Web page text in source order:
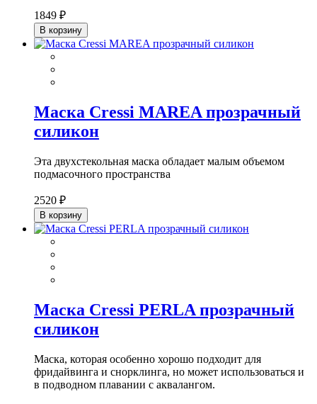
1849 ₽
В корзину
Маска Cressi MAREA прозрачный
силикон
Эта двухстекольная маска обладает малым объемом
подмасочного пространства
2520 ₽
В корзину
Маска Cressi PERLA прозрачный
силикон
Маска, которая особенно хорошо подходит для
фридайвинга и снорклинга, но может использоваться и
в подводном плавании с аквалангом.